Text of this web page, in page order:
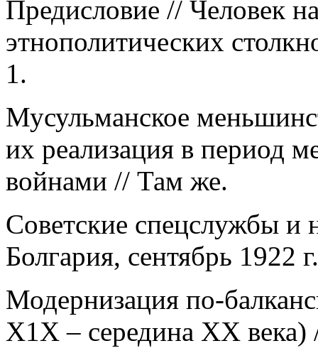
Предисловие // Человек
этнополитических
1.
Мусульманское
их реализация в период
войнами // Там же.
Советские спецслужбы и
Болгария, сентябрь 1922
Модернизация по-
Х1Х – середина ХХ